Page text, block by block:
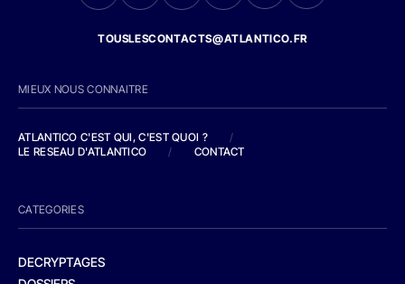
TOUSLESCONTACTS@ATLANTICO.FR
MIEUX NOUS CONNAITRE
ATLANTICO C'EST QUI, C'EST QUOI ?
/
LE RESEAU D'ATLANTICO
/ CONTACT
CATEGORIES
DECRYPTAGES